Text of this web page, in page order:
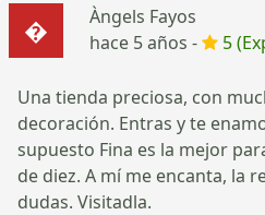
Àngels Fayos
hace 5 años -
5
Una tienda preciosa, con
decoración. Entras y te
supuesto Fina es la mejor
de diez. A mí me encanta, la
dudas. Visitadla.